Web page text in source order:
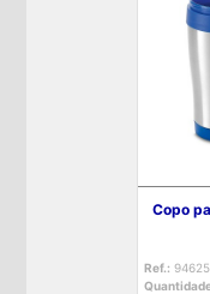
Copo
Ref.: 94625